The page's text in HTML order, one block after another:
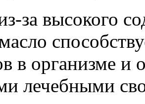
за высокого
в организме и
лечебными